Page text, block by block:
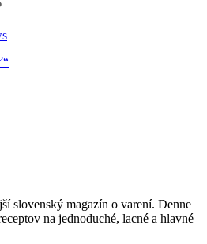
slovenský magazín o varení. Denne
na jednoduché, lacné a hlavné